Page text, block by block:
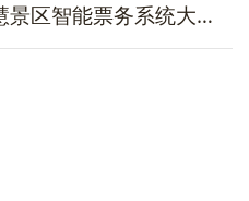
手撕副卷检票已过时,智慧景区智能票务系统大显身手